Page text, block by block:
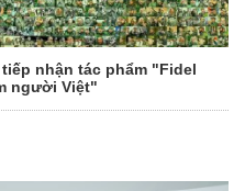
nhận tác phẩm "Fidel
người Việt"